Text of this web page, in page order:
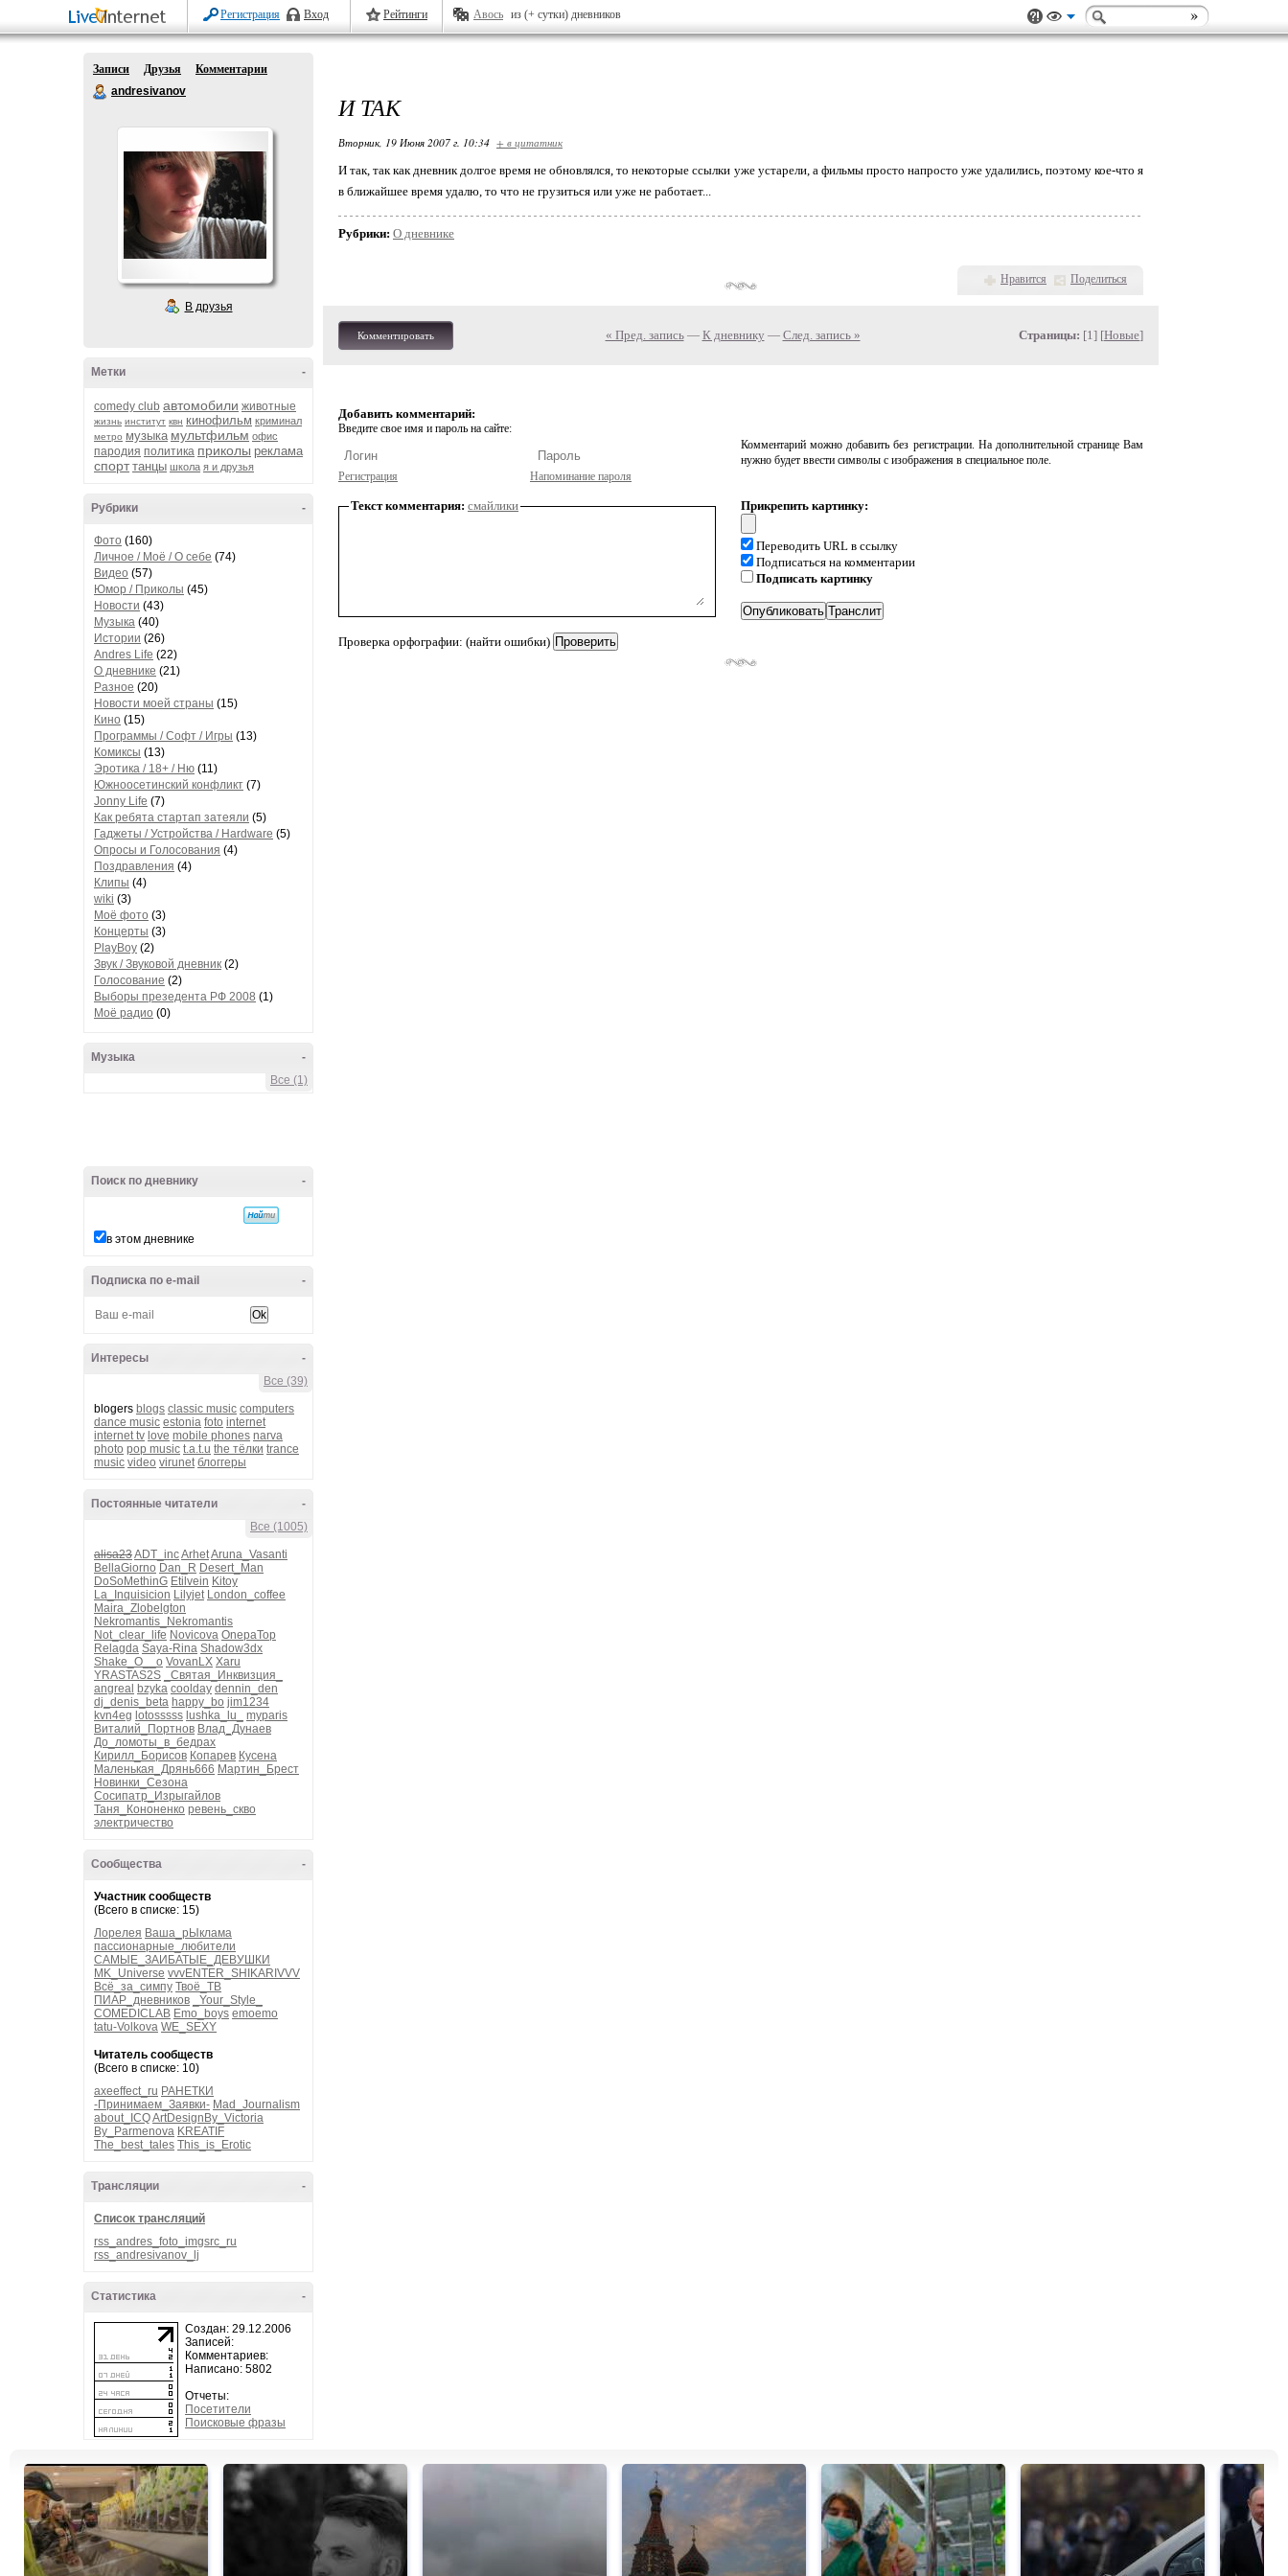
Регистрация Вход Рейтинги Авось из (+ сутки) дневников
Записи Друзья
Комментарии
andresivanov
В друзья
-
Метки
comedy club автомобили животные
жизнь институт квн кинофильм криминал
метро музыка мультфильм офис
пародия политика приколы реклама
спорт танцы школа я и друзья
-
Рубрики
Фото (160)
Личное / Моё / О себе (74)
Видео (57)
Юмор / Приколы (45)
Новости (43)
Музыка (40)
Истории (26)
Andres Life (22)
О дневнике (21)
Разное (20)
Новости моей страны (15)
Кино (15)
Программы / Софт / Игры (13)
Комиксы (13)
Эротика / 18+ / Ню (11)
Южноосетинский конфликт (7)
Jonny Life (7)
Как ребята стартап затеяли (5)
Гаджеты / Устройства / Hardware (5)
Опросы и Голосования (4)
Поздравления (4)
Клипы (4)
wiki (3)
Моё фото (3)
Концерты (3)
PlayBoy (2)
Звук / Звуковой дневник (2)
Голосование (2)
Выборы презедента РФ 2008 (1)
Моё радио (0)
-
Музыка
Все (1)
-
Поиск по дневнику
в этом дневнике
-
Подписка по e-mail
-
Интересы
Все (39)
blogers blogs classic music computers
dance music estonia foto internet
internet tv love mobile phones narva
photo pop music t.a.t.u the тёлки trance
music video virunet блоггеры
-
Постоянные читатели
Все (1005)
alisa23ADT_incArhetAruna_Vasanti
BellaGiorno Dan_R Desert_Man
DoSoMethinG Etilvein Kitoy
La_Inquisicion Lilyjet London_coffee
Maira_Zlobelgton
Nekromantis_Nekromantis
Not_clear_life Novicova OnepaTop
Relagda Saya-Rina Shadow3dx
Shake_O__o VovanLX Xaru
YRASTAS2S
_Святая_Инквизция_
angreal bzyka coolday dennin_den
dj_denis_beta happy_bo jim1234
kvn4eg lotosssss lushka_lu_
myparis
Виталий_Портнов Влад_Дунаев
До_ломоты_в_бедрах
Кирилл_Борисов Копарев Кусена
Маленькая_Дрянь666 Мартин_Брест
Новинки_Сезона
Сосипатр_Изрыгайлов
Таня_Кононенко ревень_скво
электричество
-
Сообщества
Участник сообществ
(Всего в списке: 15)
Лорелея Ваша_рЫклама
пассионарные_любители
САМЫЕ_ЗАИБАТЫЕ_ДЕВУШКИ
MK_Universe vvvENTER_SHIKARIVVV
Всё_за_симпу Твоё_ТВ
ПИАР_дневников
_Your_Style_
COMEDICLAB Emo_boys emoemo
tatu-Volkova WE_SEXY
Читатель сообществ
(Всего в списке: 10)
axeeffect_ru РАНЕТКИ
-Принимаем_Заявки- Mad_Journalism
about_ICQArtDesignBy_Victoria
By_Parmenova KREATIF
The_best_tales This_is_Erotic
-
Трансляции
Список трансляций
rss_andres_foto_imgsrc_ru
rss_andresivanov_lj
-
Статистика
Создан: 29.12.2006
Записей:
Комментариев:
Написано: 5802
Отчеты:
Посетители
Поисковые фразы
И ТАК
Вторник, 19 Июня 2007 г. 10:34 + в цитатник
И так, так как дневник долгое время не обновлялся, то некоторые ссылки уже устарели, а фильмы просто напросто уже удалились, поэтому кое-что я
в ближайшее время удалю, то что не грузиться или уже не работает...
Рубрики: О дневнике
Нравится Поделиться
Комментировать « Пред. запись— К дневнику — След. запись » Страницы: [1] [Новые]
Добавить комментарий:
Введите свое имя и пароль на сайте:
Регистрация Напоминание пароля
Комментарий можно добавить без регистрации. На дополнительной странице Вам
нужно будет ввести символы с изображения в специальное поле.
Текст комментария: смайлики
Проверка орфографии: (найти ошибки)
Прикрепить картинку:
Переводить URL в ссылку
Подписаться на комментарии
Подписать картинку